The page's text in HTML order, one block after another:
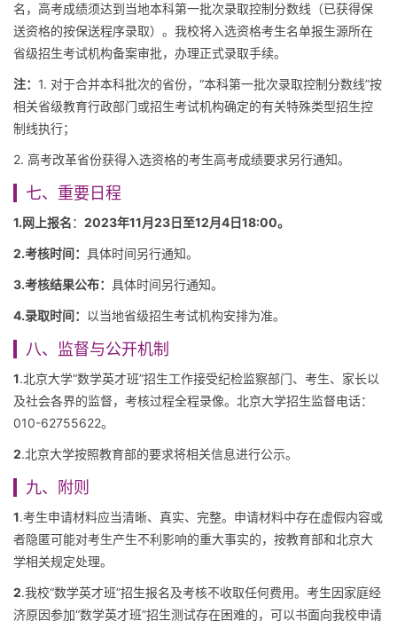
名，高考成绩须达到当地本科第一批次录取控制分数线（已获得保
送资格的按保送程序录取）。我校将入选资格考生名单报生源所在
省级招生考试机构备案审批，办理正式录取手续。
注： 1. 对于合并本科批次的省份，“本科第一批次录取控制分数线”按
相关省级教育行政部门或招生考试机构确定的有关特殊类型招生控
制线执行；
2. 高考改革省份获得入选资格的考生高考成绩要求另行通知。
七、重要日程
1.网上报名： 2023年11月23日至12月4日18:00。
2.考核时间： 具体时间另行通知。
3.考核结果公布： 具体时间另行通知。
4.录取时间： 以当地省级招生考试机构安排为准。
八、监督与公开机制
1.北京大学“数学英才班”招生工作接受纪检监察部门、考生、家长以
及社会各界的监督，考核过程全程录像。北京大学招生监督电话：
010-62755622。
2.北京大学按照教育部的要求将相关信息进行公示。
九、附则
1.考生申请材料应当清晰、真实、完整。申请材料中存在虚假内容或
者隐匿可能对考生产生不利影响的重大事实的，按教育部和北京大
学相关规定处理。
2.我校“数学英才班”招生报名及考核不收取任何费用。考生因家庭经
济原因参加“数学英才班”招生测试存在困难的，可以书面向我校申请